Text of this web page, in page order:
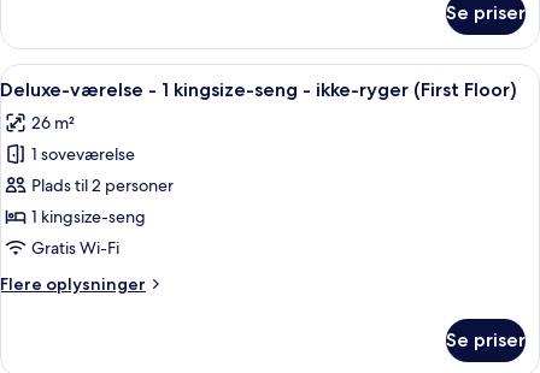
handicapvenligt
ikke-
ryger
(Roll-
In
Shower)
værelse
1
seng
handicapvenligt
-
ikke-
ryger
(Roll-
In
Se priser
Indlæs
alle
billeder
af
Deluxe-
værelse
-
kingsize-
Et hotelværelse med seng,
5
Deluxe-værelse - 1 kingsize-seng - ikke-ryger (First Floor)
26 m²
1 soveværelse
Plads til 2 personer
1 kingsize-seng
Gratis Wi-Fi
Flere oplysninger
Flere
Se priser